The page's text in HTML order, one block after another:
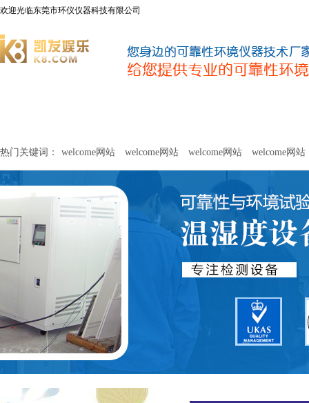
欢迎光临东莞市环仪仪器科技有限公司
关于环仪 联系环仪
热门关键词： welcome网站 welcome网站 welcome网站 welcome网站
网站 welcome网站